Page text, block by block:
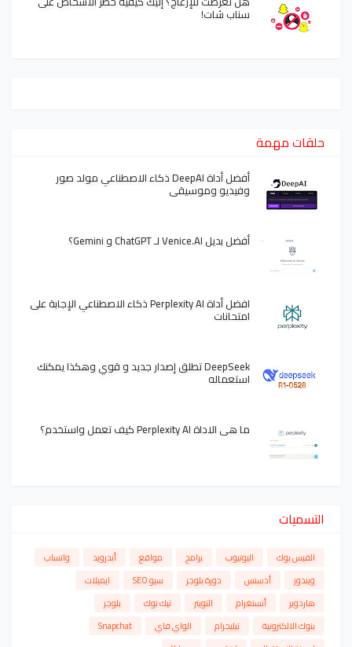
سناب شات!
حلقات مهمة
أفضل أداة DeepAI ذكاء الاصطناعي مولد صور
وفيديو وموسيقى
أفضل بديل Venice.AI لـ ChatGPT و Gemini؟
افضل أداة Perplexity AI ذكاء الاصطناعي الإجابة على
امتحانات
DeepSeek تطلق إصدار جديد و قوي وهكذا يمكنك
استعماله
ما هي الاداة Perplexity AI كيف تعمل واستخدم؟
التسميات
الفيس بوك اليوتيوب برامج مواقع أندرويد
واتساب
ويندوز
أدسنس دورة بلوجر سيو SEO
ايميلات
هاردوير
أنستغرام التويتر تيك توك
بلوجر
بنوك الالكترونية
تيليجرام الواي فاي
Snapchat